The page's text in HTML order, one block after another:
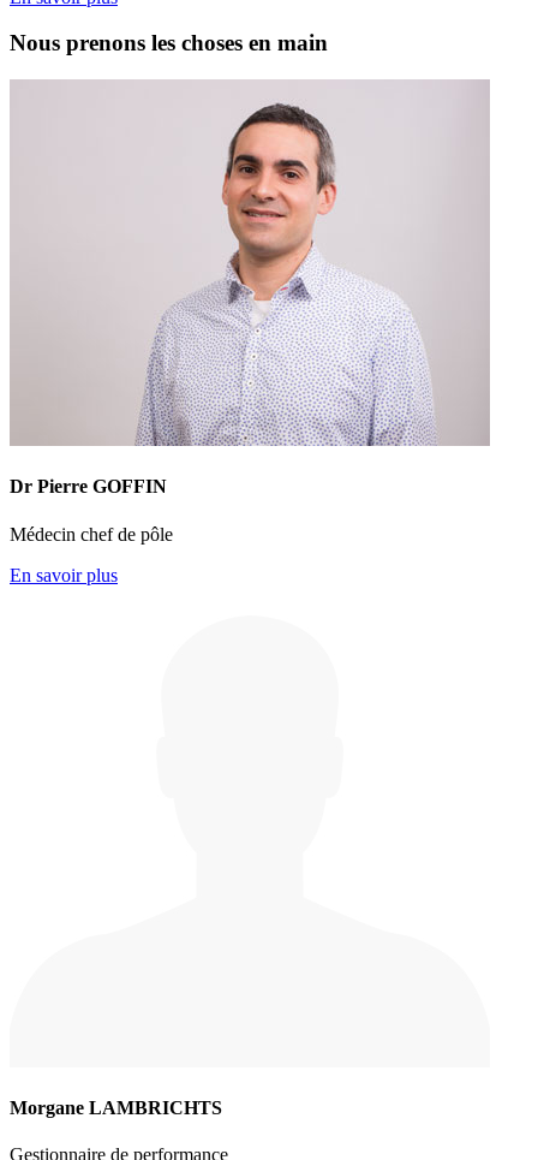
Nous prenons les choses en main
Dr Pierre GOFFIN
Médecin chef de pôle
En savoir plus
Morgane LAMBRICHTS
Gestionnaire de performance